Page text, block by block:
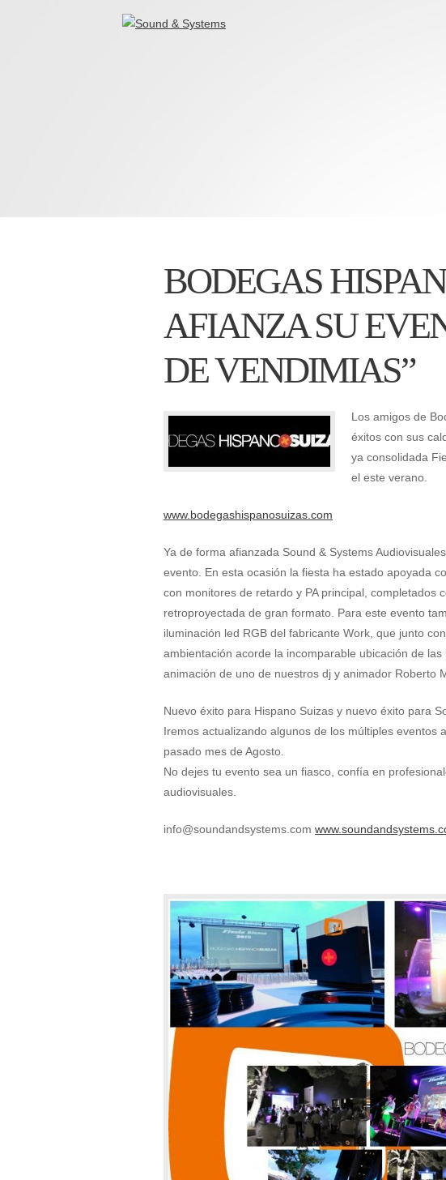
BODEGAS
AFIANZA SU
DE VENDIMIAS”
Los amigos de
éxitos con sus
ya consolidada
el este verano.
www.bodegashispanosuizas.com
Ya de forma afianzada Sound & Systems
evento. En esta ocasión la fiesta ha estado apoyada
con monitores de retardo y PA principal, completados
retroproyectada de gran formato. Para este evento
iluminación led RGB del fabricante Work, que junto
ambientación acorde la incomparable ubicación de
animación de uno de nuestros dj y animador Roberto
Nuevo éxito para Hispano Suizas y nuevo éxito para
Iremos actualizando algunos de los múltiples eventos
pasado mes de Agosto.
No dejes tu evento sea un fiasco, confía en
audiovisuales.
info@soundandsystems.com